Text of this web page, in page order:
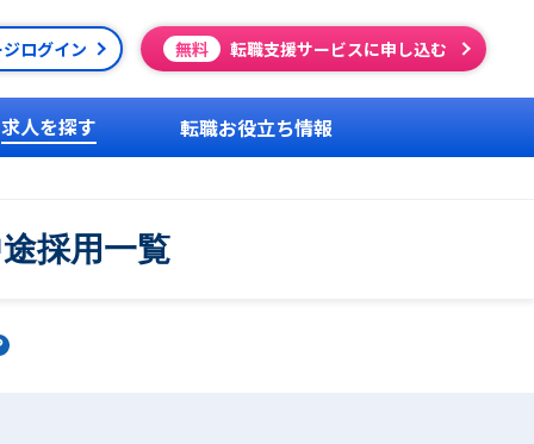
ログイン 無料 転職支援サービスに申し込む
求人を探す 転職お役立ち情報
採用一覧